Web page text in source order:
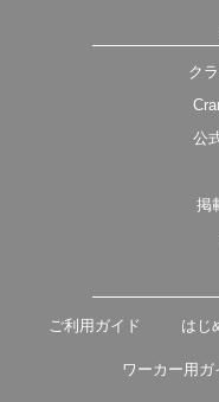
ク
公
掲
ご利用ガイド はじ
ワーカー用ガ